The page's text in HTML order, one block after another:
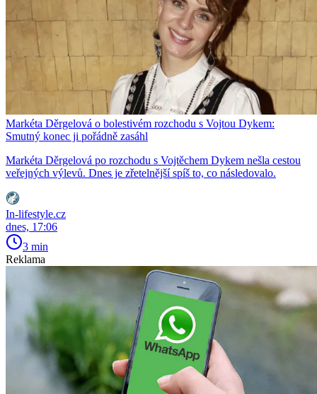
Markéta Děrgelová o bolestivém rozchodu s Vojtou Dykem:
Smutný konec ji pořádně zasáhl
Markéta Děrgelová po rozchodu s Vojtěchem Dykem nešla cestou
veřejných výlevů. Dnes je zřetelnější spíš to, co následovalo.
In-lifestyle.cz
dnes, 17:06
3 min
Reklama